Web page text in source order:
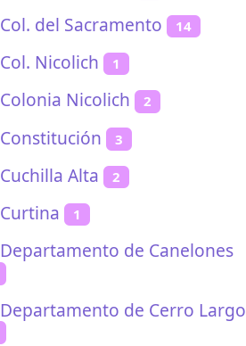
Col. del Sacramento 14
Col. Nicolich 1
Colonia Nicolich 2
Constitución 3
Cuchilla Alta 2
Curtina 1
Departamento de Canelones
Departamento de Cerro Largo